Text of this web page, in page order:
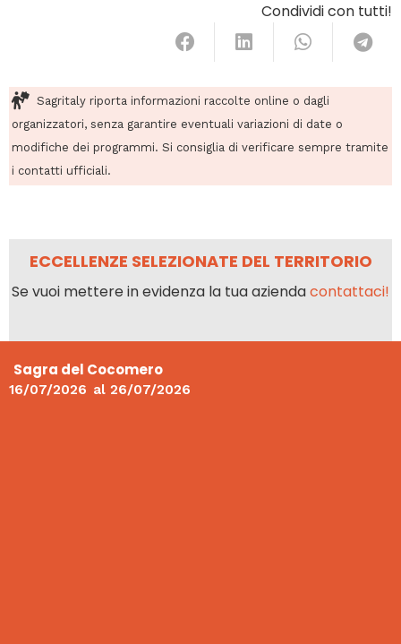
Condividi con tutti!
Sagritaly riporta informazioni raccolte online o dagli
organizzatori, senza garantire eventuali variazioni di date o
modifiche dei programmi. Si consiglia di verificare sempre tramite
i contatti ufficiali.
ECCELLENZE SELEZIONATE DEL TERRITORIO
Se vuoi mettere in evidenza la tua aziendacontattaci!
Sagra del Cocomero
16/07/2026 al 26/07/2026